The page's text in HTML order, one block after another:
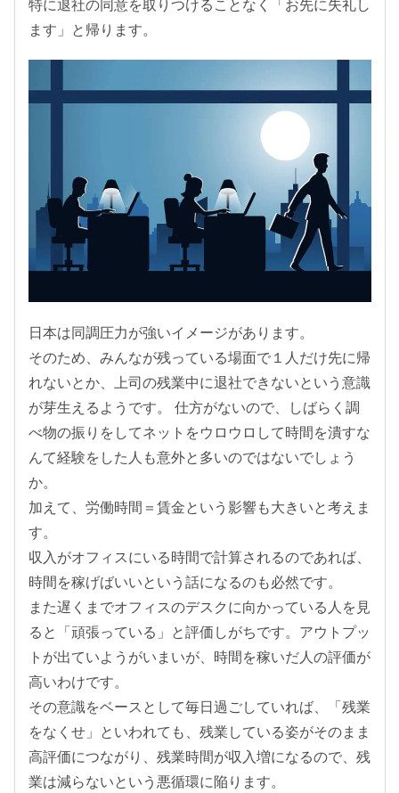
ます」と帰ります。
日本は同調圧力が強いイメージがあります。
そのため、みんなが残っている場面で１人だけ先に帰
れないとか、上司の残業中に退社できないという意識
が芽生えるようです。 仕方がないので、しばらく調
べ物の振りをしてネットをウロウロして時間を潰すな
んて経験をした人も意外と多いのではないでしょう
か。
加えて、労働時間＝賃金という影響も大きいと考えま
す。
収入がオフィスにいる時間で計算されるのであれば、
時間を稼げばいいという話になるのも必然です。
また遅くまでオフィスのデスクに向かっている人を見
ると「頑張っている」と評価しがちです。アウトプッ
トが出ていようがいまいが、時間を稼いだ人の評価が
高いわけです。
その意識をベースとして毎日過ごしていれば、「残業
をなくせ」といわれても、残業している姿がそのまま
高評価につながり、残業時間が収入増になるので、残
業は減らないという悪循環に陥ります。